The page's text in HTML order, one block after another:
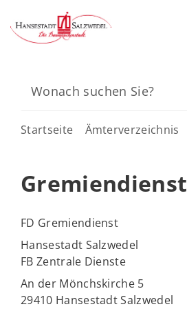
Startseite Ämterverzeichnis
Gremiendienst
FD Gremiendienst
Hansestadt Salzwedel
FB Zentrale Dienste
An der Mönchskirche 5
29410 Hansestadt Salzwedel